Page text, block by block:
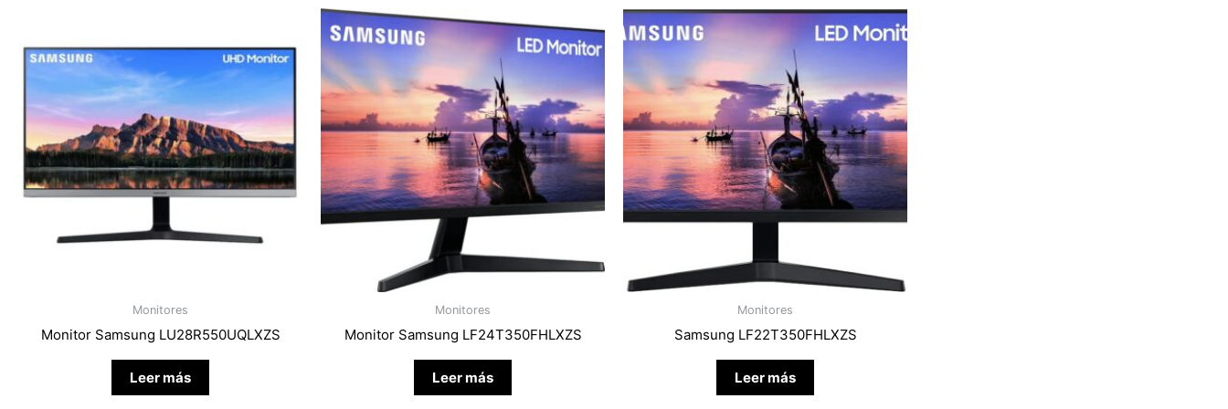
Monitores
Monitor Samsung LU28R550UQLXZS
Leer más
Monitores
Monitor Samsung LF24T350FHLXZS
Leer más
Monitores
Samsung LF22T350FHLXZS
Leer más